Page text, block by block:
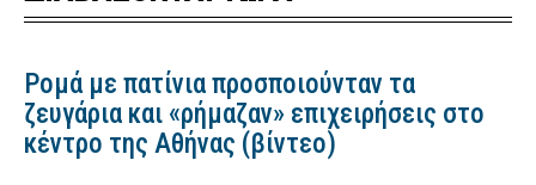
Ρομά με πατίνια προσποιούνταν τα
ζευγάρια και «ρήμαζαν» επιχειρήσεις στο
κέντρο της Αθήνας (βίντεο)